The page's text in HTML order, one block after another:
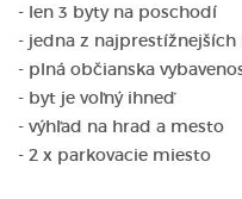
- len 3 byty na poschodí
- jedna z najprestížnejších
- plná občianska
- byt je voľný ihneď
- výhľad na hrad a mesto
- 2 x parkovacie miesto